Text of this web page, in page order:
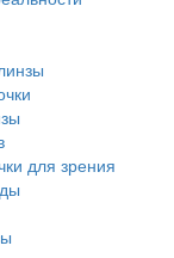
для зрения